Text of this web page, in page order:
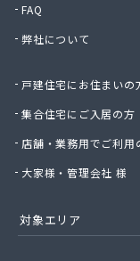
星のや商店
聖火産業株式会
西部燃料ガス株
石井商店
石崎平八郎商店
赤羽根プロパン
赤羽燃料店
FAQ
弊社について
戸建住宅にお住まいの
集合住宅にご入居の方
店舗・業務用でご利用
大家様・管理会社 様
対象エリア